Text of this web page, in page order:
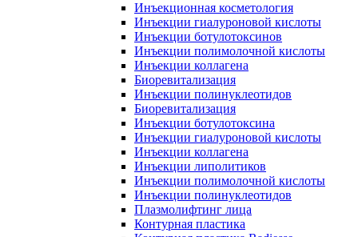
Инъекционная косметология
Инъекции гиалуроновой кислоты
Инъекции ботулотоксинов
Инъекции полимолочной кислоты
Инъекции коллагена
Биоревитализация
Инъекции полинуклеотидов
Биоревитализация
Инъекции ботулотоксина
Инъекции гиалуроновой кислоты
Инъекции коллагена
Инъекции липолитиков
Инъекции полимолочной кислоты
Инъекции полинуклеотидов
Плазмолифтинг лица
Контурная пластика